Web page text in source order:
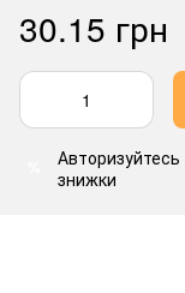
30.15 грн
Авторизуйтесь
знижки